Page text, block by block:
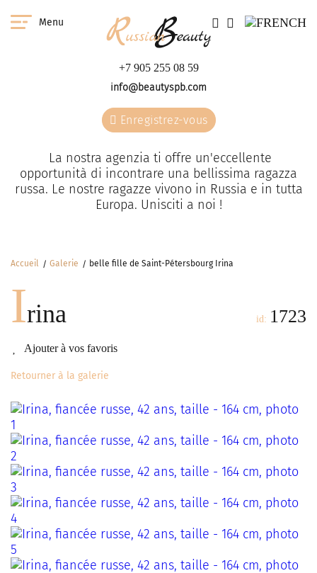
Menu
+7 905 255 08 59
info@beautyspb.com
Enregistrez-vous
La nostra agenzia ti offre un'eccellente
opportunità di incontrare una bellissima ragazza
russa. Le nostre ragazze vivono in Russia e in tutta
Europa. Unisciti a noi !
Accueil Galerie belle fille de Saint-Pétersbourg Irina
Irina
Ajouter à vos favoris
id: 1723
Retourner à la galerie